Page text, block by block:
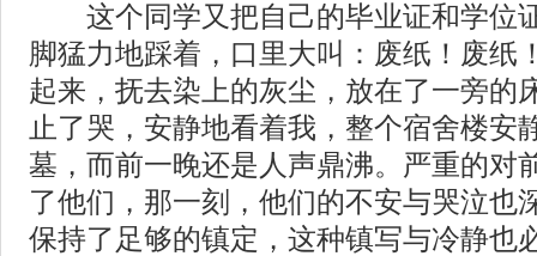
这个同学又把自己的毕业证和学位
脚猛力地踩着，口里大叫：废纸！废纸
起来，抚去染上的灰尘，放在了一旁的
止了哭，安静地看着我，整个宿舍楼安
墓，而前一晚还是人声鼎沸。严重的对
了他们，那一刻，他们的不安与哭泣也
保持了足够的镇定，这种镇写与冷静也